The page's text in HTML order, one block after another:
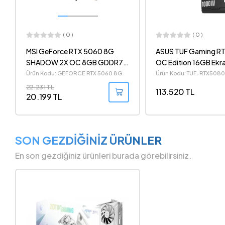
( 0 )
ASUS TUF Gaming RTX 5080
OC Edition 16GB Ekran Kartı +
TUF Gaming 1000G 1000W
80+ Gold Tam Modüler Güç
Kaynağı Bundle
Ürün Kodu: TUF-RTX5080-O16G-
113.520 TL
( 0 )
ASUS Prime GeForce
OC Edition 8GB
NVIDIA DLSS 4 Ekran
Ürün Kodu: PRIME-
20.999 TL
SON GEZDİĞİNİZ ÜRÜNLER
En son gezdiğiniz ürünleri burada görebilirsiniz.